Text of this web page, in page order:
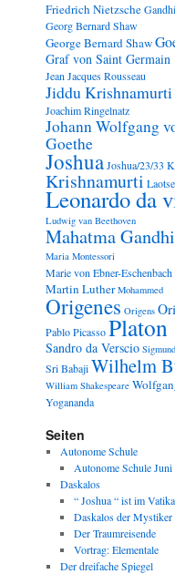
Friedrich NietzscheGandhi
Georg Bernard Shaw
George Bernard Shaw
Graf von Saint Germain
Jean Jacques Rousseau
Jiddu Krishnamurti
Joachim Ringelnatz
Johann Wolfgang
Goethe
JoshuaJoshua/23/33
Krishnamurti Laotse
Leonardo da
Ludwig van Beethoven
Mahatma Gandhi
Maria Montessori
Marie von Ebner-Eschenbach
Martin Luther Mohammed
Origenes Origens
Pablo PicassoPlaton
Sandro da Verscio
Sri BabajiWilhelm
William Shakespeare
Yogananda
Seiten
Autonome Schule
Autonome Schule
Daskalos
“ Joshua “ ist im
Daskalos der Mystiker
Der Traumreisende
Vortrag: Elementale
Der dreifache Spiegel